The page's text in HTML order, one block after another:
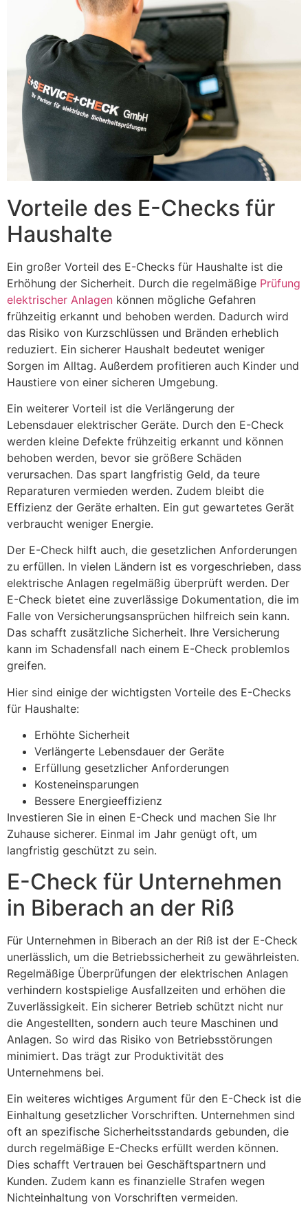
Vorteile des E-Checks für
Haushalte
Ein großer Vorteil des E-Checks für Haushalte ist die
Erhöhung der Sicherheit. Durch die regelmäßige Prüfung
elektrischer Anlagen können mögliche Gefahren
frühzeitig erkannt und behoben werden. Dadurch wird
das Risiko von Kurzschlüssen und Bränden erheblich
reduziert. Ein sicherer Haushalt bedeutet weniger
Sorgen im Alltag. Außerdem profitieren auch Kinder und
Haustiere von einer sicheren Umgebung.
Ein weiterer Vorteil ist die Verlängerung der
Lebensdauer elektrischer Geräte. Durch den E-Check
werden kleine Defekte frühzeitig erkannt und können
behoben werden, bevor sie größere Schäden
verursachen. Das spart langfristig Geld, da teure
Reparaturen vermieden werden. Zudem bleibt die
Effizienz der Geräte erhalten. Ein gut gewartetes Gerät
verbraucht weniger Energie.
Der E-Check hilft auch, die gesetzlichen Anforderungen
zu erfüllen. In vielen Ländern ist es vorgeschrieben, dass
elektrische Anlagen regelmäßig überprüft werden. Der
E-Check bietet eine zuverlässige Dokumentation, die im
Falle von Versicherungsansprüchen hilfreich sein kann.
Das schafft zusätzliche Sicherheit. Ihre Versicherung
kann im Schadensfall nach einem E-Check problemlos
greifen.
Hier sind einige der wichtigsten Vorteile des E-Checks
für Haushalte:
Erhöhte Sicherheit
Verlängerte Lebensdauer der Geräte
Erfüllung gesetzlicher Anforderungen
Kosteneinsparungen
Bessere Energieeffizienz
Investieren Sie in einen E-Check und machen Sie Ihr
Zuhause sicherer. Einmal im Jahr genügt oft, um
langfristig geschützt zu sein.
E-Check für Unternehmen
in Biberach an der Riß
Für Unternehmen in Biberach an der Riß ist der E-Check
unerlässlich, um die Betriebssicherheit zu gewährleisten.
Regelmäßige Überprüfungen der elektrischen Anlagen
verhindern kostspielige Ausfallzeiten und erhöhen die
Zuverlässigkeit. Ein sicherer Betrieb schützt nicht nur
die Angestellten, sondern auch teure Maschinen und
Anlagen. So wird das Risiko von Betriebsstörungen
minimiert. Das trägt zur Produktivität des
Unternehmens bei.
Ein weiteres wichtiges Argument für den E-Check ist die
Einhaltung gesetzlicher Vorschriften. Unternehmen sind
oft an spezifische Sicherheitsstandards gebunden, die
durch regelmäßige E-Checks erfüllt werden können.
Dies schafft Vertrauen bei Geschäftspartnern und
Kunden. Zudem kann es finanzielle Strafen wegen
Nichteinhaltung von Vorschriften vermeiden.